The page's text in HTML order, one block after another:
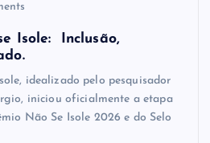
Isole: Inclusão,
idealizado pelo pesquisador
iniciou oficialmente a etapa
Não Se Isole 2026 e do Selo